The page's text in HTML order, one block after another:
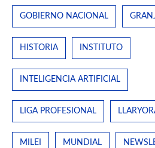
GOBIERNO NACIONAL
HISTORIA INSTITUTO
INTELIGENCIA ARTIFICIAL
LIGA PROFESIONAL
MILEI MUNDIAL